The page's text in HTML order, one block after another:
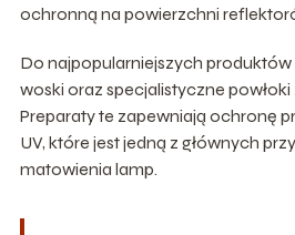
ochronną na powierzchni
Do najpopularniejszych
woski oraz specjalistyczne
Preparaty te zapewniają ochronę
UV, które jest jedną z głównych
matowienia lamp.